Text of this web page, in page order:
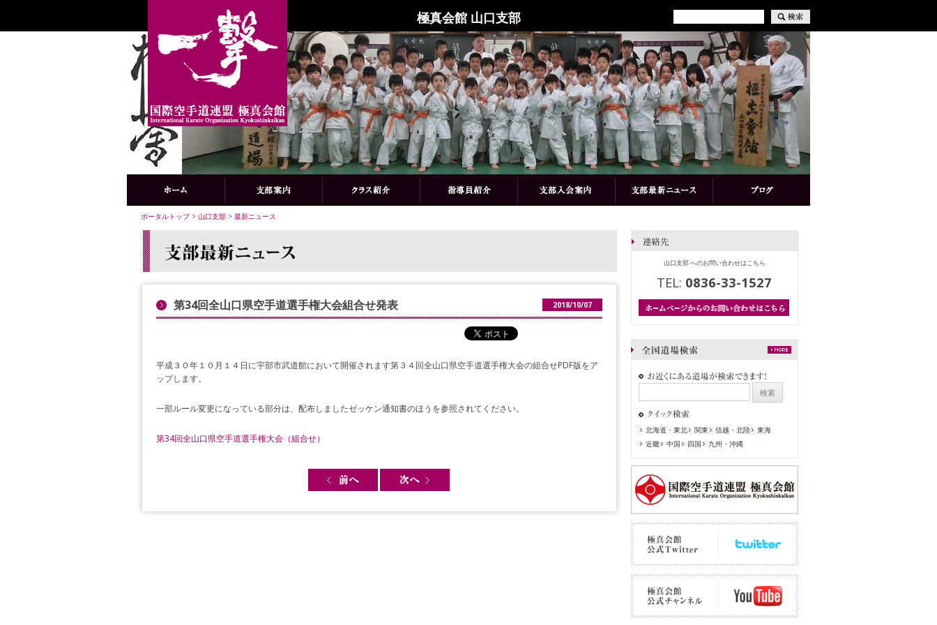
極真会館 山口支部
ポータルトップ> 山口支部 > 最新ニュース
第34回全山口県空手道選手権大会組合せ発表 2018/10/07
平成３０年１０月１４日に宇部市武道館において開催されます第３４回全山口県空手道選手権大会の組合せPDF版をア
ップします。
一部ルール変更になっている部分は、配布しましたゼッケン通知書のほうを参照されてください。
第34回全山口県空手道選手権大会（組合せ）
山口支部 へのお問い合わせはこちら
TEL: 0836-33-1527
北海道・東北 関東 信越・北陸
東海
近畿
中国 四国 九州・沖縄